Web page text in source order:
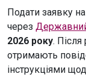
Подати заявку
через
2026 року. Після
отримають
інструкціями